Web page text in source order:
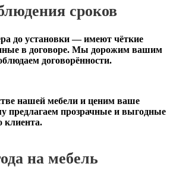
сроков
до установки — имеют чёткие
в договоре. Мы дорожим вашим
договорённости.
нашей мебели и ценим ваше
предлагаем прозрачные и выгодные
клиента.
на мебель